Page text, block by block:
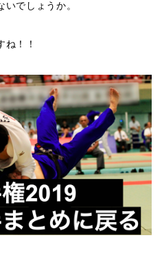
でしょうか。
ね！！